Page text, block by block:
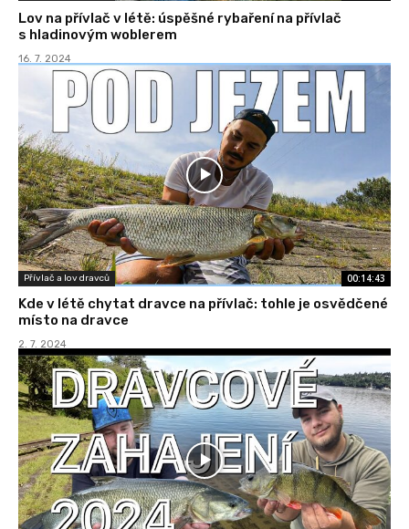
Lov na přívlač v létě: úspěšné rybaření na přívlač
s hladinovým woblerem
16. 7. 2024
Přívlač a lov dravců 00:14:43
Kde v létě chytat dravce na přívlač: tohle je osvědčené
místo na dravce
2. 7. 2024